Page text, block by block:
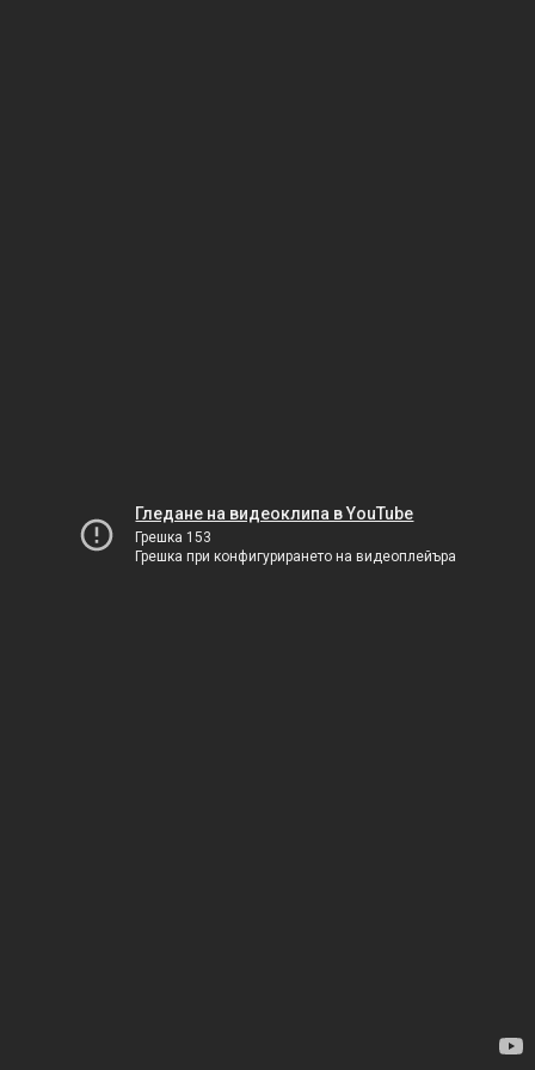
Гледане на видеоклипа в YouTube
Грешка 153
Грешка при конфигурирането на видеоплейъра